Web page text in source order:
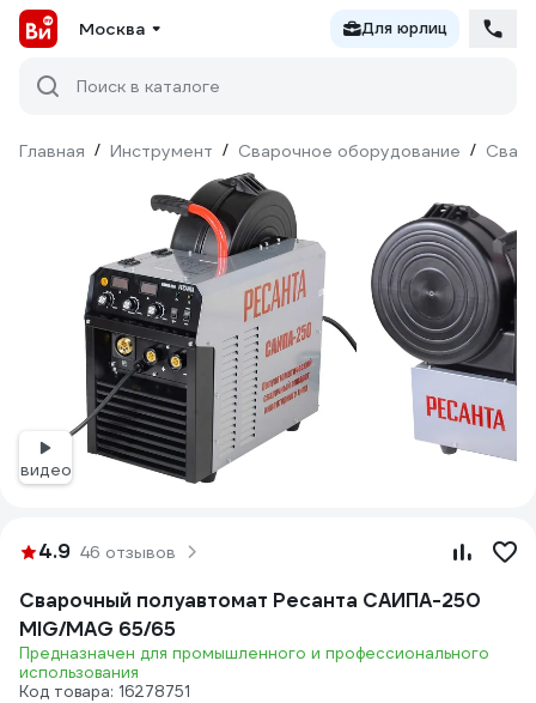
Москва Для юрлиц
Поиск в каталоге
Главная / Инструмент / Сварочное оборудование /
видео
4.9 46 отзывов
Сварочный полуавтомат Ресанта САИПА-250
MIG/MAG 65/65
Предназначен для промышленного и профессионального
использования
Код товара: 16278751